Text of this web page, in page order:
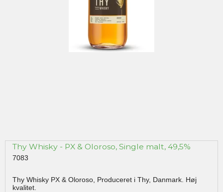
Thy Whisky - PX & Oloroso, Single malt, 49,5%
7083
Thy Whisky PX & Oloroso, Produceret i Thy, Danmark. Høj
kvalitet.